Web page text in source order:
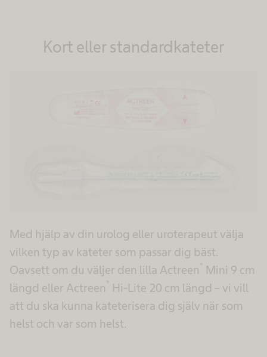
Kort eller standardkateter
Med hjälp av din urolog eller uroterapeut välja
vilken typ av kateter som passar dig bäst.
Oavsett om du väljer den lilla Actreen
Mini 9 cm
längd eller Actreen
Hi-Lite 20 cm längd – vi vill
att du ska kunna kateterisera dig själv när som
helst och var som helst.